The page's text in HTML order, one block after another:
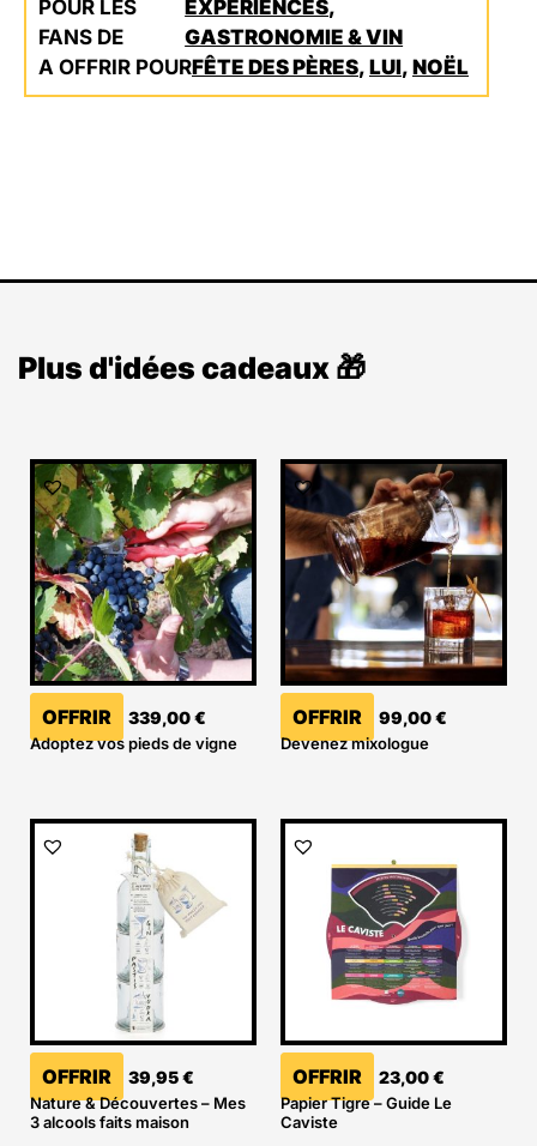
POUR LES
FANS DE
EXPÉRIENCES,
GASTRONOMIE & VIN
A OFFRIR POURFÊTE DES PÈRES, LUI, NOËL
Plus d'idées cadeaux 🎁
OFFRIR 339,00€
Adoptez vos pieds de vigne
OFFRIR 99,00€
Devenez mixologue
OFFRIR 39,95€
Nature & Découvertes – Mes
3 alcools faits maison
OFFRIR 23,00€
Papier Tigre – Guide Le
Caviste